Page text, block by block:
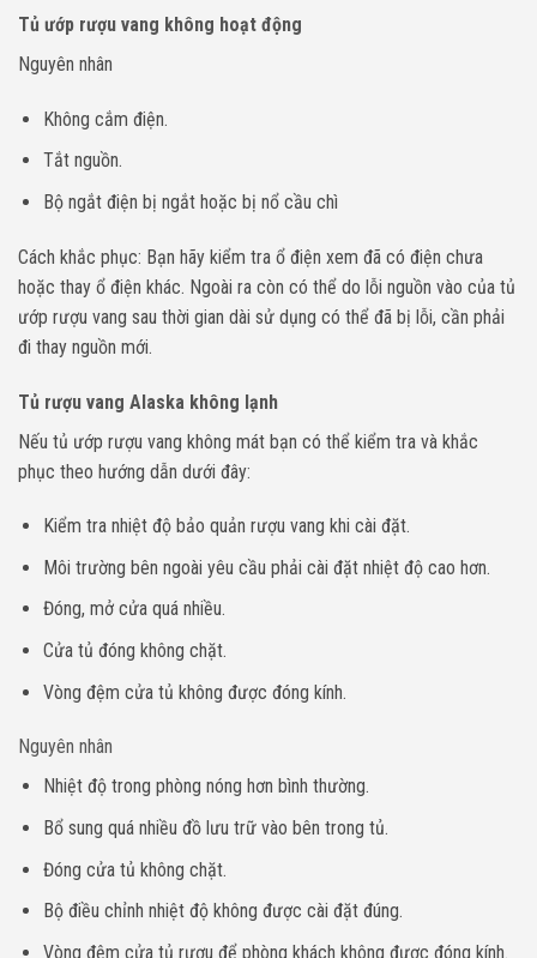
Tủ ướp rượu vang không hoạt động
Nguyên nhân
Không cắm điện.
Tắt nguồn.
Bộ ngắt điện bị ngắt hoặc bị nổ cầu chì
Cách khắc phục: Bạn hãy kiểm tra ổ điện xem đã có điện chưa
hoặc thay ổ điện khác. Ngoài ra còn có thể do lỗi nguồn vào của tủ
ướp rượu vang sau thời gian dài sử dụng có thể đã bị lỗi, cần phải
đi thay nguồn mới.
Tủ rượu vang Alaska không lạnh
Nếu tủ ướp rượu vang không mát bạn có thể kiểm tra và khắc
phục theo hướng dẫn dưới đây:
Kiểm tra nhiệt độ bảo quản rượu vang khi cài đặt.
Môi trường bên ngoài yêu cầu phải cài đặt nhiệt độ cao hơn.
Đóng, mở cửa quá nhiều.
Cửa tủ đóng không chặt.
Vòng đệm cửa tủ không được đóng kính.
Nguyên nhân
Nhiệt độ trong phòng nóng hơn bình thường.
Bổ sung quá nhiều đồ lưu trữ vào bên trong tủ.
Đóng cửa tủ không chặt.
Bộ điều chỉnh nhiệt độ không được cài đặt đúng.
Vòng đệm cửa tủ rượu để phòng khách không được đóng kính.